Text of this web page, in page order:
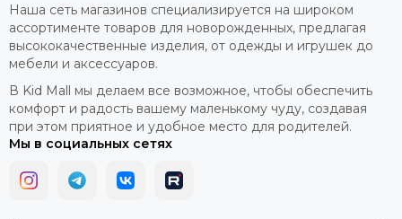
Наша сеть магазинов специализируется на широком
ассортименте товаров для новорожденных, предлагая
высококачественные изделия, от одежды и игрушек до
мебели и аксессуаров.
В Kid Mall мы делаем все возможное, чтобы обеспечить
комфорт и радость вашему маленькому чуду, создавая
при этом приятное и удобное место для родителей.
Мы в социальных сетях